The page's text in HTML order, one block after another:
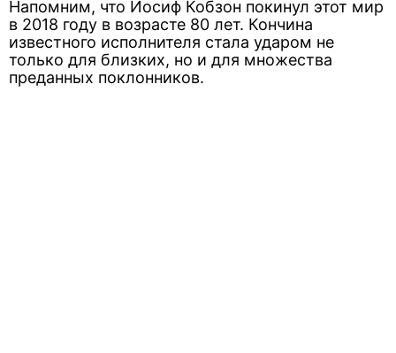
Напомним, что Иосиф Кобзон покинул этот мир
в 2018 году в возрасте 80 лет. Кончина
известного исполнителя стала ударом не
только для близких, но и для множества
преданных поклонников.